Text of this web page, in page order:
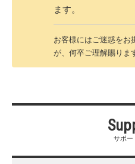
ます。
お客様にはご迷惑をお
が、何卒ご理解賜りま
サポー